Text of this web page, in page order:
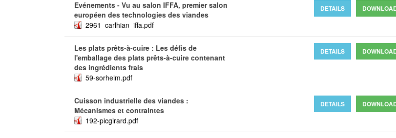
Evénements - Vu au salon IFFA, premier salon
européen des technologies des viandes
2961_carlhian_iffa.pdf
DETAILS
Les plats prêts-à-cuire : Les défis de
l'emballage des plats prêts-à-cuire contenant
des ingrédients frais
59-sorheim.pdf
DETAILS
Cuisson industrielle des viandes :
Mécanismes et contraintes
192-picgirard.pdf
DETAILS